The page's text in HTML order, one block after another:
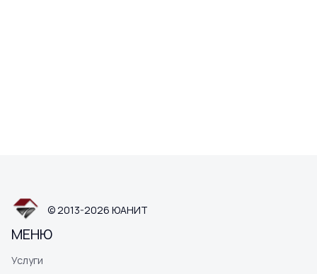
© 2013-2026 ЮАНИТ
МЕНЮ
Услуги